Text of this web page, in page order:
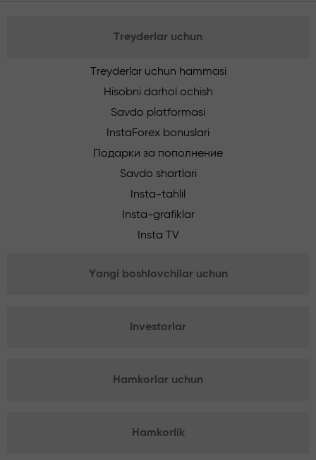
Treyderlar uchun
Treyderlar uchun hammasi
Hisobni darhol ochish
Savdo platformasi
InstaForex bonuslari
Подарки за пополнение
Savdo shartlari
Insta-tahlil
Insta-grafiklar
Insta TV
Yangi boshlovchilar uchun
Investorlar
Hamkorlar uchun
Hamkorlik